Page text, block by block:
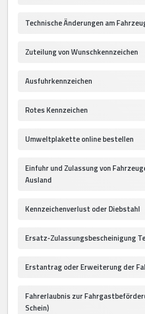
Technische Änderungen am
Zuteilung von Wunschkennzeichen
Ausfuhrkennzeichen
Rotes Kennzeichen
Umweltplakette online bestellen
Einfuhr und Zulassung von
Ausland
Kennzeichenverlust oder Diebstahl
Ersatz-Zulassungsbescheinigung
Erstantrag oder Erweiterung der
Fahrerlaubnis zur
Schein)